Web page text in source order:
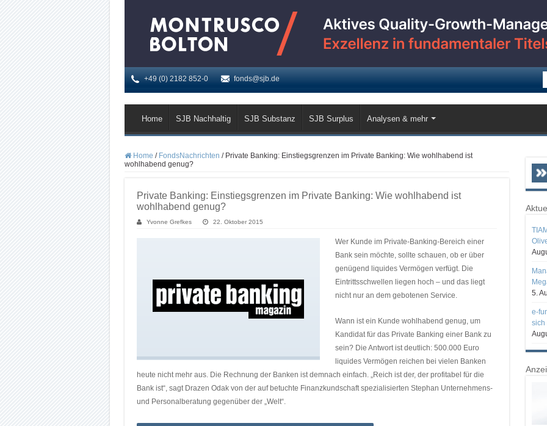
+49 (0) 2182 852-0 fonds@sjb.de
Home SJB Nachhaltig SJB Substanz SJB Surplus Analysen & mehr
Home / FondsNachrichten / Private Banking: Einstiegsgrenzen im Private Banking: Wie wohlhabend ist
wohlhabend genug?
Private Banking: Einstiegsgrenzen im Private Banking: Wie wohlhabend ist
wohlhabend genug?
Yvonne Grefkes 22. Oktober 2015
Wer Kunde im Private-Banking-Bereich einer
Bank sein möchte, sollte schauen, ob er über
genügend liquides Vermögen verfügt. Die
Eintrittsschwellen liegen hoch – und das liegt
nicht nur an dem gebotenen Service.
Wann ist ein Kunde wohlhabend genug, um
Kandidat für das Private Banking einer Bank zu
sein? Die Antwort ist deutlich: 500.000 Euro
liquides Vermögen reichen bei vielen Banken
heute nicht mehr aus. Die Rechnung der Banken ist demnach einfach. „Reich ist der, der profitabel für die
Bank ist“, sagt Drazen Odak von der auf betuchte Finanzkundschaft spezialisierten Stephan Unternehmens-
und Personalberatung gegenüber der „Welt“.
5.
e-
sich